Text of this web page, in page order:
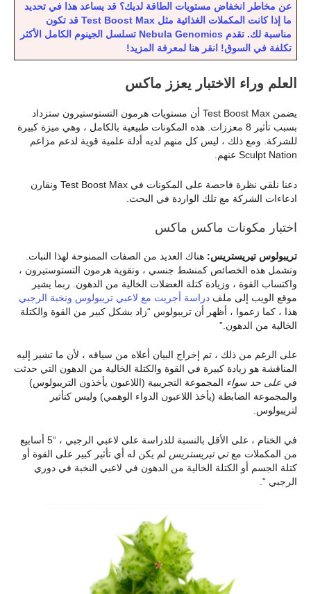
عن مخاطر انخفاض مستويات الطاقة لديك؟ قد يساعد هذا في تحديد
ما إذا كانت المكملات الغذائية مثل Test Boost Max قد تكون
مناسبة لك. تقدم Nebula Genomics تسلسل الجينوم الكامل الأكثر
تكلفة في السوق! انقر هنا لمعرفة المزيد!
العلم وراء الاختبار يعزز ماكس
يضمن Test Boost Max أن مستويات هرمون التستوستيرون ستزداد
بسبب تأثير 8 معززات. هذه المكونات طبيعية بالكامل ، وهي ميزة كبيرة
للشركة. ومع ذلك ، ليس كل منهم لديه أدلة علمية قوية لدعم مزاعم
Sculpt Nation عنهم.
دعنا نلقي نظرة فاحصة على المكونات في Test Boost Max ونقارن
ادعاءات الشركة مع تلك الواردة في البحث.
اختبار مكونات ماكس ماكس
تريبولوس تيريستريس: هناك العديد من الصفات الممنوحة لهذا النبات.
وتشمل هذه الخصائص كمنشط جنسي ، وتقوية هرمون التستوستيرون ،
واكتساب القوة ، وزيادة كتلة العضلات الخالية من الدهون. ربما يشير
موقع الويب إلى ملف دراسة أجريت مع لاعبي تريبولوس ونخبة الرجبي
هذا ، كما زعموا ، أظهر أن تريبولوس “زاد بشكل كبير من القوة والكتلة
الخالية من الدهون.”
على الرغم من ذلك ، تم إخراج البيان أعلاه من سياقه ، لأن ما تشير إليه
المناقشة هو زيادة كبيرة في القوة والكتلة الخالية من الدهون التي حدثت
في على حد سواء المجموعة التجريبية (اللاعبون يأخذون التريبولوس)
والمجموعة الضابطة (يأخذ اللاعبون الدواء الوهمي) وليس كتأثير
لتريبولوس.
في الختام ، على الأقل بالنسبة للدراسة على لاعبي الرجبي ، “5 أسابيع
من المكملات مع تي تيريستريس لم يكن له أي تأثير كبير على القوة أو
كتلة الجسم أو الكتلة الخالية من الدهون في لاعبي النخبة في دوري
الرجبي “.